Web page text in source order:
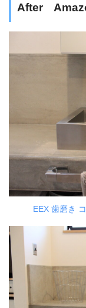
After
EEX 歯磨き